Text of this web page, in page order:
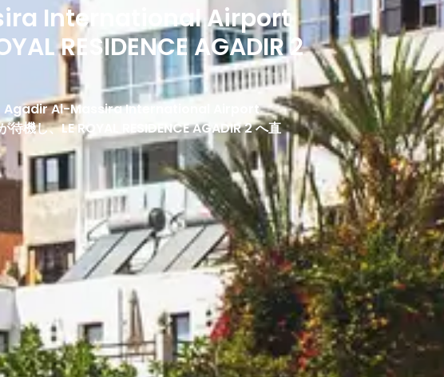
International Airport
RESIDENCE AGADIR 2
。Agadir Al-Massira International Airport
機し、LE ROYAL RESIDENCE AGADIR 2 へ直